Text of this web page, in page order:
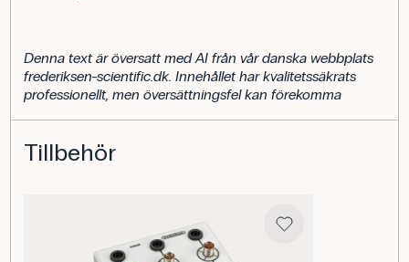
Denna text är översatt med AI från vår danska webbplats
frederiksen-scientific.dk. Innehållet har kvalitetssäkrats
professionellt, men översättningsfel kan förekomma
Tillbehör